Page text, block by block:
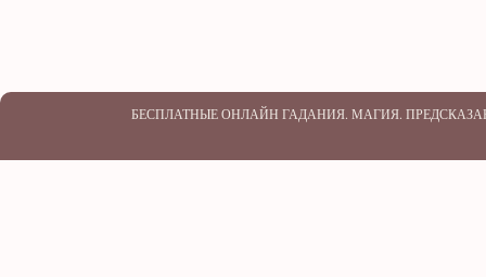
БЕСПЛАТНЫЕ ОНЛАЙН ГАДАНИЯ. МАГИЯ.